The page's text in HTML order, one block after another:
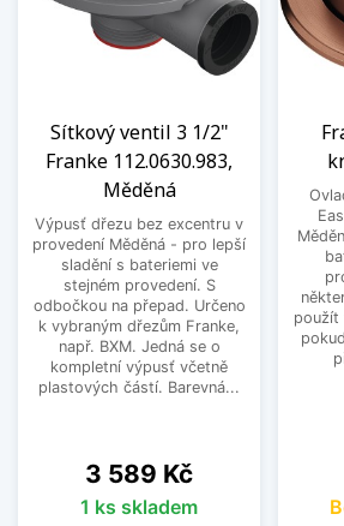
Sítkový ventil 3 1/2"
Franke 112.0630.983,
Měděná
Výpusť dřezu bez excentru v
provedení Měděná - pro lepší
sladění s bateriemi ve
stejném provedení. S
odbočkou na přepad. Určeno
k vybraným dřezům Franke,
např. BXM. Jedná se o
kompletní výpusť včetně
plastových částí. Barevná...
Cena
3 589 Kč
1 ks skladem
použít